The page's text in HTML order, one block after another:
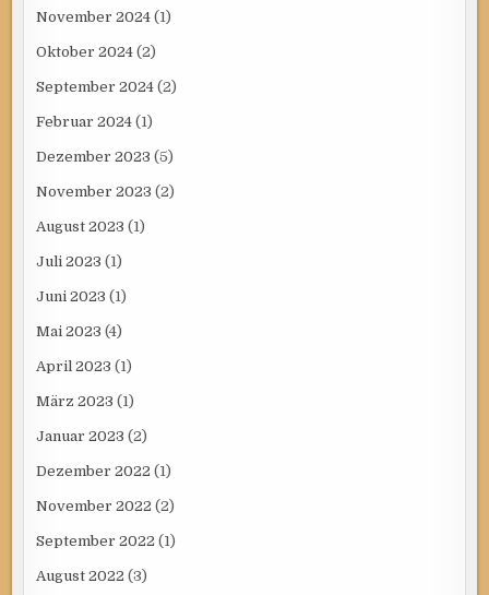
November 2024 (1)
Oktober 2024 (2)
September 2024 (2)
Februar 2024 (1)
Dezember 2023 (5)
November 2023 (2)
August 2023 (1)
Juli 2023 (1)
Juni 2023 (1)
Mai 2023 (4)
April 2023 (1)
März 2023 (1)
Januar 2023 (2)
Dezember 2022 (1)
November 2022 (2)
September 2022 (1)
August 2022 (3)